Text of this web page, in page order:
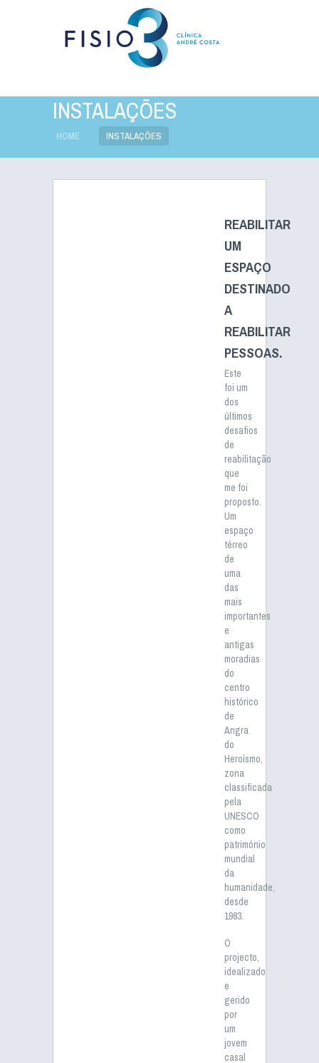
INSTALAÇÕES
HOME INSTALAÇÕES
REABILITAR
UM
ESPAÇO
DESTINADO
A
REABILITAR
PESSOAS.
Este
foi um
dos
últimos
desafios
de
reabilitação
que
me foi
proposto.
Um
espaço
térreo
de
uma
das
mais
importantes
e
antigas
moradias
do
centro
histórico
de
Angra
do
Heroísmo,
zona
classificada
pela
UNESCO
como
património
mundial
da
humanidade,
desde
1983.
O
projecto,
idealizado
e
gerido
por
um
jovem
casal